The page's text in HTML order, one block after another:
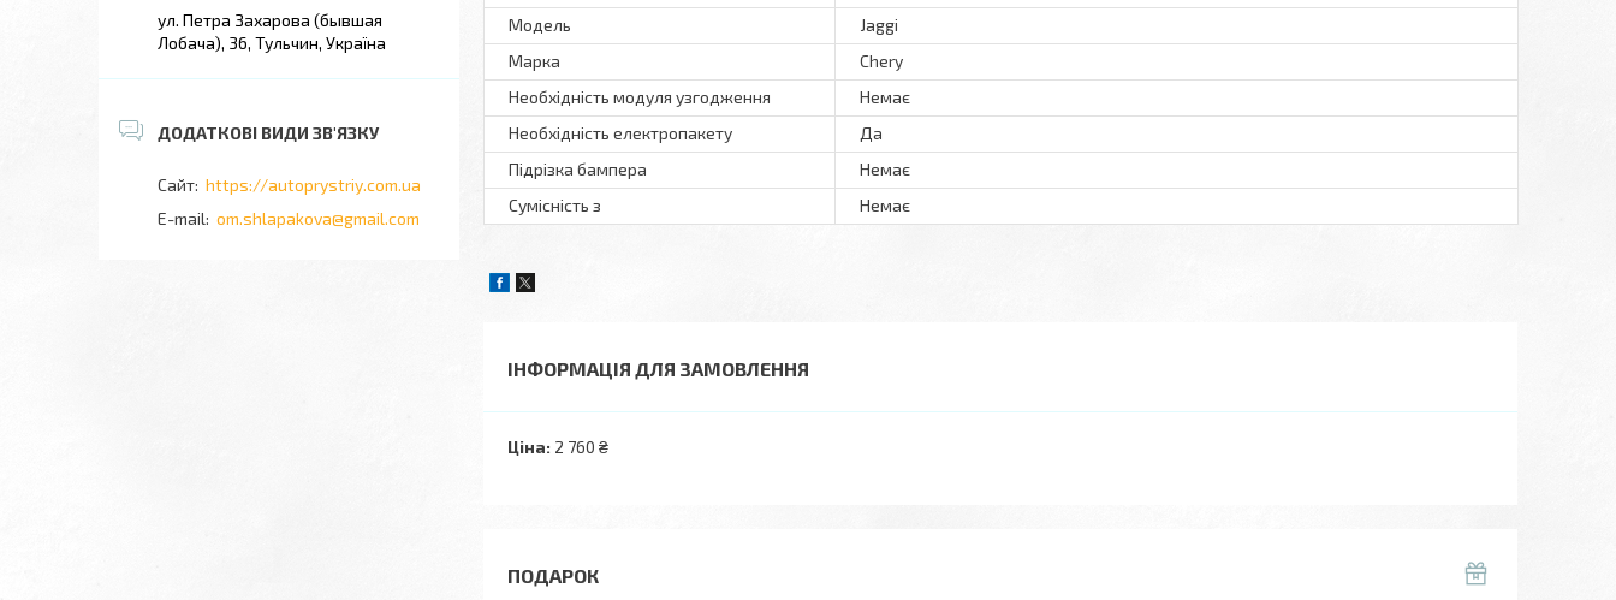
Мoдель
Jaggi
Марка
Chery
Необхідність модуля узгодження
Немає
Необхідність електропакету
Да
Підрізка бампера
Немає
Сумісність з
Немає
ІНФОРМАЦІЯ ДЛЯ ЗАМОВЛЕННЯ
Ціна: 2 760 ₴
ул. Петра Захарова (бывшая
Лобача), 36, Тульчин, Україна
https://autoprystriy.com.ua
om.shlapakova@gmail.com